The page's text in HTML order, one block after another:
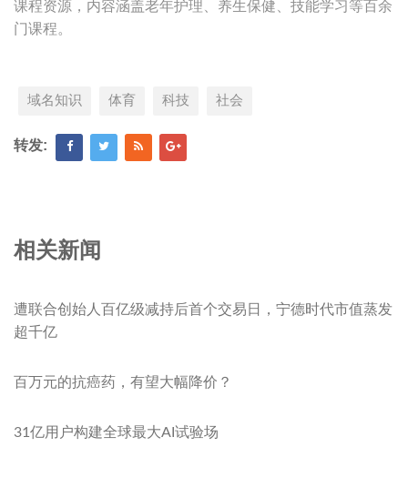
课程资源，内容涵盖老年护理、养生保健、技能学习等百余
门课程。
域名知识 体育 科技 社会
转发:
相关新闻
遭联合创始人百亿级减持后首个交易日，宁德时代市值蒸发
超千亿
百万元的抗癌药，有望大幅降价？
31亿用户构建全球最大AI试验场